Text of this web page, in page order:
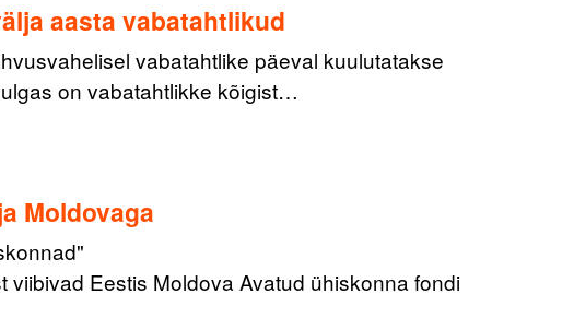
aasta vabatahtlikud
vabatahtlike päeval kuulutatakse
on vabatahtlikke kõigist…
Moldovaga
Eestis Moldova Avatud ühiskonna fondi